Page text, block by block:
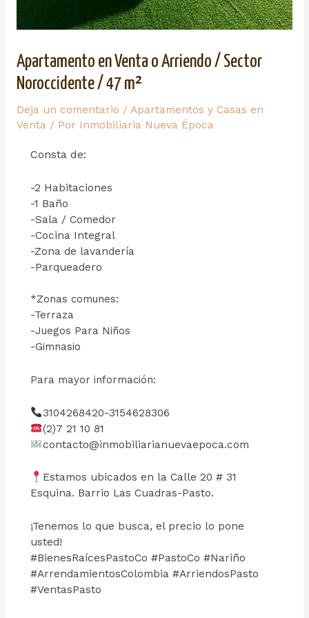
Apartamento en Venta o Arriendo / Sector
Noroccidente / 47 m²
Deja un comentario / Apartamentos y Casas en
Venta / Por Inmobiliaria Nueva Época
Consta de:
-2 Habitaciones
-1 Baño
-Sala / Comedor
-Cocina Integral
-Zona de lavandería
-Parqueadero
*Zonas comunes:
-Terraza
-Juegos Para Niños
-Gimnasio
Para mayor información:
3104268420-3154628306
(2)7 21 10 81
contacto@inmobiliarianuevaepoca.com
Estamos ubicados en la Calle 20 # 31
Esquina. Barrio Las Cuadras-Pasto.
¡Tenemos lo que busca, el precio lo pone
usted!
#BienesRaícesPastoCo #PastoCo #Nariño
#ArrendamientosColombia #ArriendosPasto
#VentasPasto